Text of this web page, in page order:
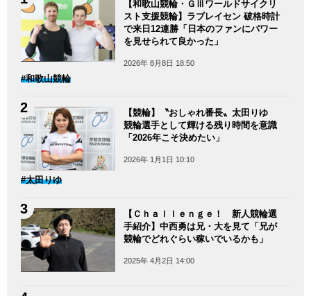
【和歌山競輪・ＧⅢワールドサイクリ
スト支援競輪】ラブレイセン 破格時計
で来日12連勝「日本のファンにパワー
を見せられて良かった」
2026年 8月8日 18:50
#和歌山競輪
【競輪】〝おしゃれ番長〟太田りゆ
競輪選手として輝ける残り時間を意識
「2026年こそ決めたい」
2026年 1月1日 10:10
#太田りゆ
【Ｃｈａｌｌｅｎｇｅ！ 新人競輪選
手紹介】中西勇は兄・大を見て「兄が
競輪でどれぐらい稼いでいるかも」
2025年 4月2日 14:00